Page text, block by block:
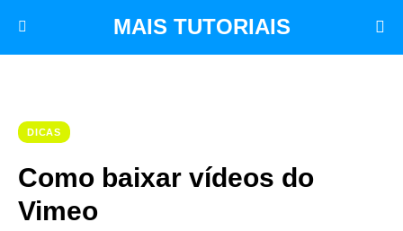
MAIS TUTORIAIS
DICAS
Como baixar vídeos do
Vimeo